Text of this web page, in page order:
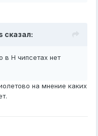
сказал:
в H чипсетах нет
на мнение каких